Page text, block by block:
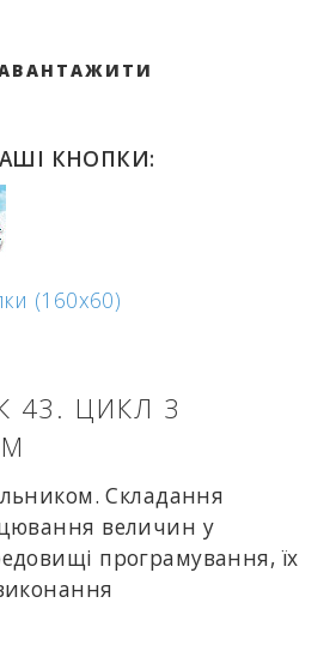
КНОПКИ:
(160x60)
43. ЦИКЛ З
Складання
величин у
програмування, їх